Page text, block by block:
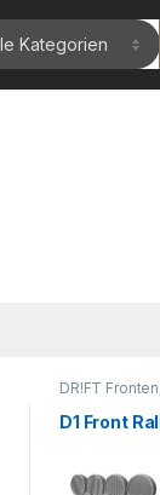
DR!FT Fronten
D1 Front